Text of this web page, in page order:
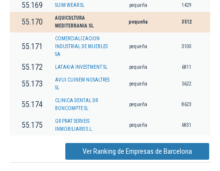
55.169 SUIM WEAR SL pequeña 1429
55.170
AQUICULTURA
MEDITERRANIA SL
pequeña 3512
55.171
COMERCIALIZACION
INDUSTRIAL DE MUEBLES
SA
pequeña 3100
55.172 LATAKIA INVESTMENT SL pequeña 6811
55.173
AVUI CUINEM NOSALTRES
SL
pequeña 5622
55.174
CLINICA DENTAL DR
BONCOMPTE SL
pequeña 8623
55.175
GR PRAT SERVEIS
INMOBILIARIS S.L.
pequeña 6831
Ver Ranking de Empresas de Barcelona